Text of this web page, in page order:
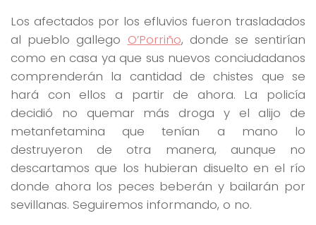
Los afectados por los efluvios fueron trasladados
al pueblo gallego O’Porriño, donde se sentirían
como en casa ya que sus nuevos conciudadanos
comprenderán la cantidad de chistes que se
hará con ellos a partir de ahora. La policía
decidió no quemar más droga y el alijo de
metanfetamina que tenían a mano lo
destruyeron de otra manera, aunque no
descartamos que los hubieran disuelto en el río
donde ahora los peces beberán y bailarán por
sevillanas. Seguiremos informando, o no.